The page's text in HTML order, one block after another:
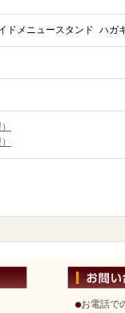
ドメニュースタンド ハガ
●お電話で